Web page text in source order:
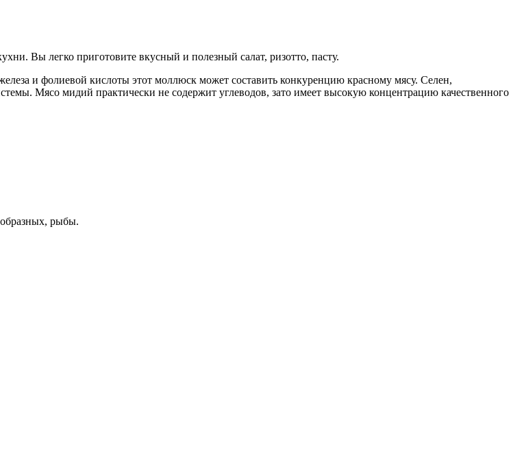
Вы легко приготовите вкусный и полезный салат, ризотто, пасту.
и фолиевой кислоты этот моллюск может составить конкуренцию красному мясу. Селен,
Мясо мидий практически не содержит углеводов, зато имеет высокую концентрацию качественного
рыбы.